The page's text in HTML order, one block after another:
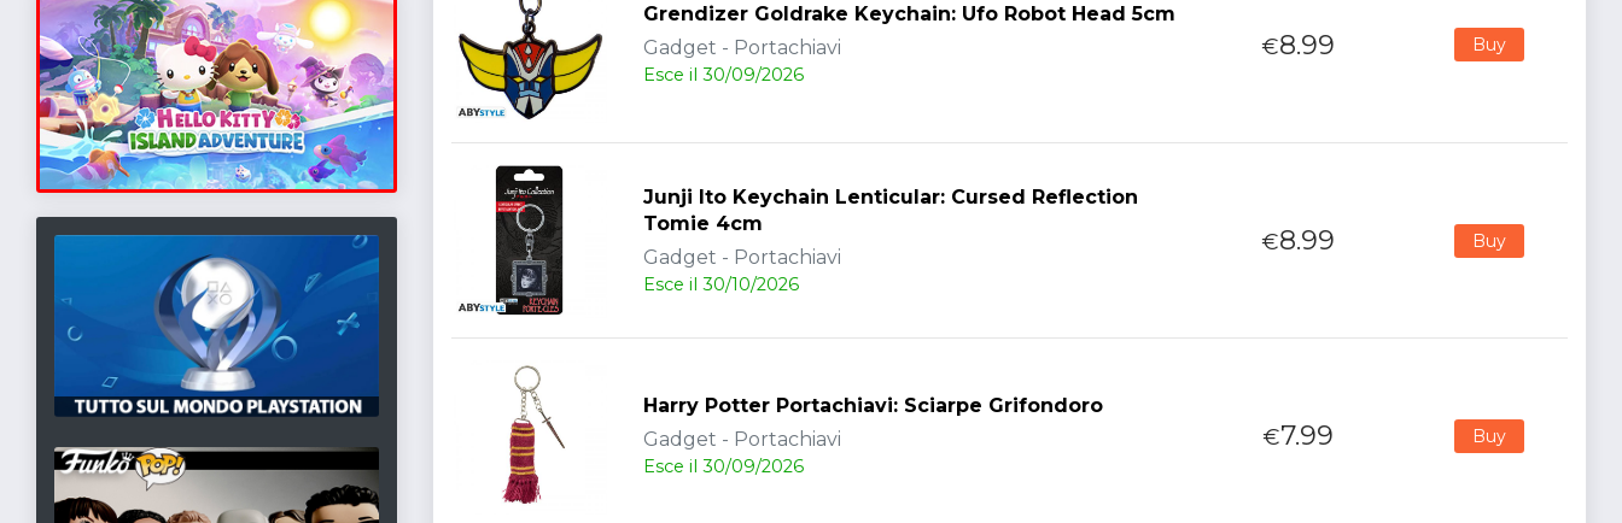
Grendizer Goldrake Keychain: Ufo Robot Head 5cm
Gadget - Portachiavi
Esce il 30/09/2026
€8.99 Buy
Junji Ito Keychain Lenticular: Cursed Reflection
Tomie 4cm
Gadget - Portachiavi
Esce il 30/10/2026
€8.99 Buy
Harry Potter Portachiavi: Sciarpe Grifondoro
Gadget - Portachiavi
Esce il 30/09/2026
€7.99 Buy